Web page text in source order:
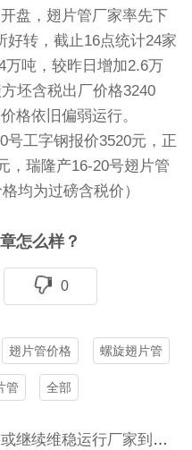
盘， 翅片管厂家率先下
好转，截止16点统计24家
万吨，较昨日增加2.6万
坯含税出厂价格3240
格依旧偏弱运行。
号工字钢报价3520元，正
，瑞隆产16-20号翅片管
均为过磅含税价）
怎么样？
0
翅片管价格 螺旋翅片管
管 全部
上一篇：郑州翅片管主流价格或继续维稳运行厂家到货不多